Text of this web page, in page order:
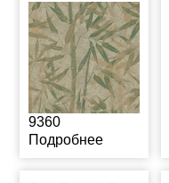
9360
Подробнее